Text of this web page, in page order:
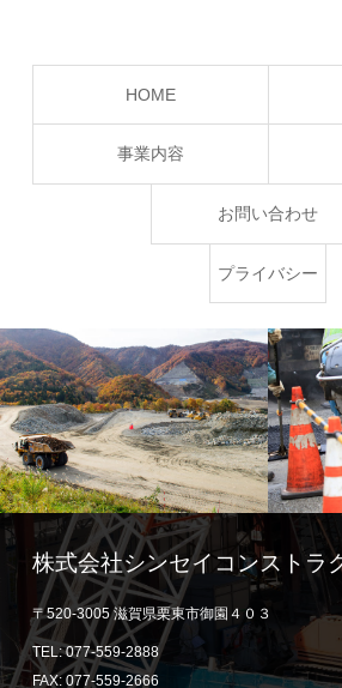
HOME
事業内容
お問い合わせ
プライバシー
ポリシー
株式会社シンセイコンストラ
〒520-3005 滋賀県栗東市御園４０３
TEL: 077-559-2888
FAX: 077-559-2666